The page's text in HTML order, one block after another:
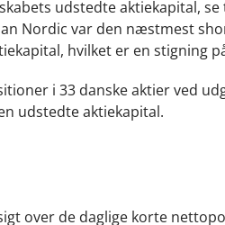
udstedte aktiekapital,
Nordic var den næstmest
hvilket er en stigning
i 33 danske aktier ved
udstedte aktiekapital.
over de daglige korte